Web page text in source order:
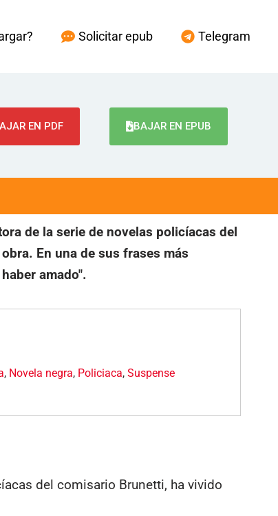
Solicitar epub Telegram
EN PDF BAJAR EN EPUB
de la serie de novelas policíacas del
En una de sus frases más
amado".
, Novela negra, Policiaca,Suspense
del comisario Brunetti, ha vivido